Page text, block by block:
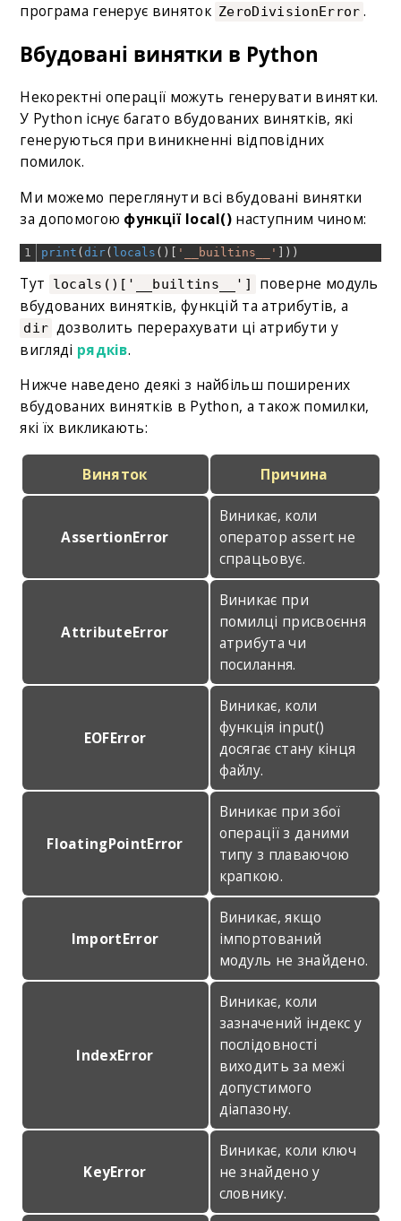
програма генерує виняток ZeroDivisionError .
Вбудовані винятки в Python
Некоректні операції можуть генерувати винятки.
У Python існує багато вбудованих винятків, які
генеруються при виникненні відповідних
помилок.
Ми можемо переглянути всі вбудовані винятки
за допомогою функції local() наступним чином:
1 print (dir( locals ( ) [ '__builtins__' ] ) )
Тут locals()['__builtins__']
поверне модуль
вбудованих винятків, функцій та атрибутів, а
dir дозволить перерахувати ці атрибути у
вигляді рядків.
Нижче наведено деякі з найбільш поширених
вбудованих винятків в Python, а також помилки,
які їх викликають:
Виняток Причина
AssertionError
Виникає, коли
оператор assert не
спрацьовує.
AttributeError
Виникає при
помилці присвоєння
атрибута чи
посилання.
EOFError
Виникає, коли
функція input()
досягає стану кінця
файлу.
FloatingPointError
Виникає при збої
операції з даними
типу з плаваючою
крапкою.
ImportError
Виникає, якщо
імпортований
модуль не знайдено.
IndexError
Виникає, коли
зазначений індекс у
послідовності
виходить за межі
допустимого
діапазону.
KeyError
Виникає, коли ключ
не знайдено у
словнику.